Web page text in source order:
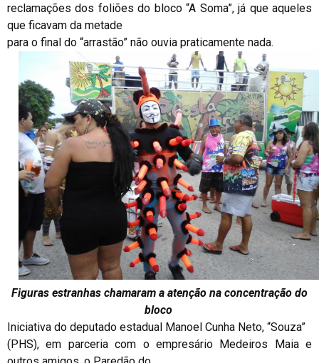
reclamações dos foliões do bloco “A Soma”, já que aqueles
que ficavam da metade
para o final do “arrastão” não ouvia praticamente nada.
Figuras estranhas chamaram a atenção na concentração do
bloco
Iniciativa do deputado estadual Manoel Cunha Neto, “Souza”
(PHS), em parceria com o empresário Medeiros Maia e